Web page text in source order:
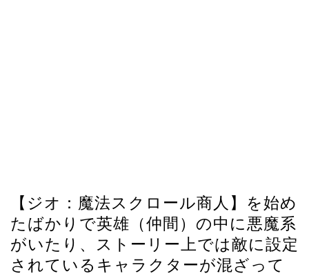
【ジオ：魔法スクロール商人】を始め
たばかりで英雄（仲間）の中に悪魔系
がいたり、ストーリー上では敵に設定
されているキャラクターが混ざって